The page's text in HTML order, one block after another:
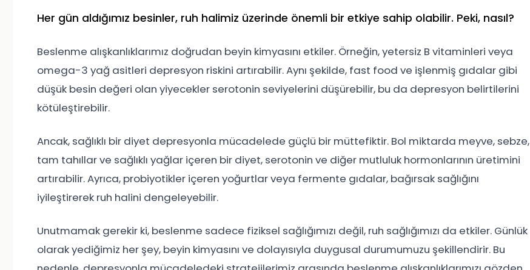
Her gün aldığımız besinler, ruh halimiz üzerinde önemli bir etkiye sahip olabilir. Peki, nasıl?
Beslenme alışkanlıklarımız doğrudan beyin kimyasını etkiler. Örneğin, yetersiz B vitaminleri veya
omega-3 yağ asitleri depresyon riskini artırabilir. Aynı şekilde, fast food ve işlenmiş gıdalar gibi
düşük besin değeri olan yiyecekler serotonin seviyelerini düşürebilir, bu da depresyon belirtilerini
kötüleştirebilir.
Ancak, sağlıklı bir diyet depresyonla mücadelede güçlü bir müttefiktir. Bol miktarda meyve, sebze,
tam tahıllar ve sağlıklı yağlar içeren bir diyet, serotonin ve diğer mutluluk hormonlarının üretimini
artırabilir. Ayrıca, probiyotikler içeren yoğurtlar veya fermente gıdalar, bağırsak sağlığını
iyileştirerek ruh halini dengeleyebilir.
Unutmamak gerekir ki, beslenme sadece fiziksel sağlığımızı değil, ruh sağlığımızı da etkiler. Günlük
olarak yediğimiz her şey, beyin kimyasını ve dolayısıyla duygusal durumumuzu şekillendirir. Bu